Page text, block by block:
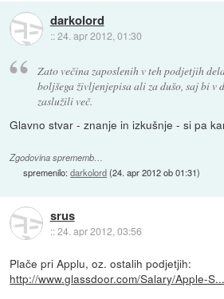
darkolord
::24. apr 2012, 01:30
Zato večina zaposlenih v teh podjetjih
boljšega življenjepisa ali za dušo, saj bi v
zaslužili več.
Glavno stvar - znanje in izkušnje - si pa
Zgodovina sprememb…
spremenilo:darkolord(24. apr 2012 ob 01:31)
srus
::24. apr 2012, 03:56
Plače pri Applu, oz. ostalih podjetjih:
http://www.glassdoor.com/Salary/Apple-S...